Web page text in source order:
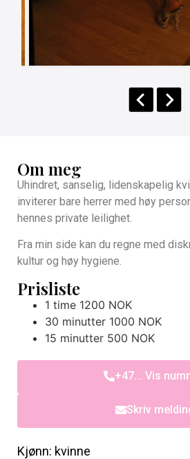
Om meg
Uhindret, sanselig, lidenskapelig
inviterer bare herrer med høy
hennes private leilighet.
Fra min side kan du regne med
kultur og høy hygiene.
Prisliste
1 time 1200 NOK
30 minutter 1000 NOK
15 minutter 500 NOK
+47... Vis
Skriv
Kjønn: kvinne